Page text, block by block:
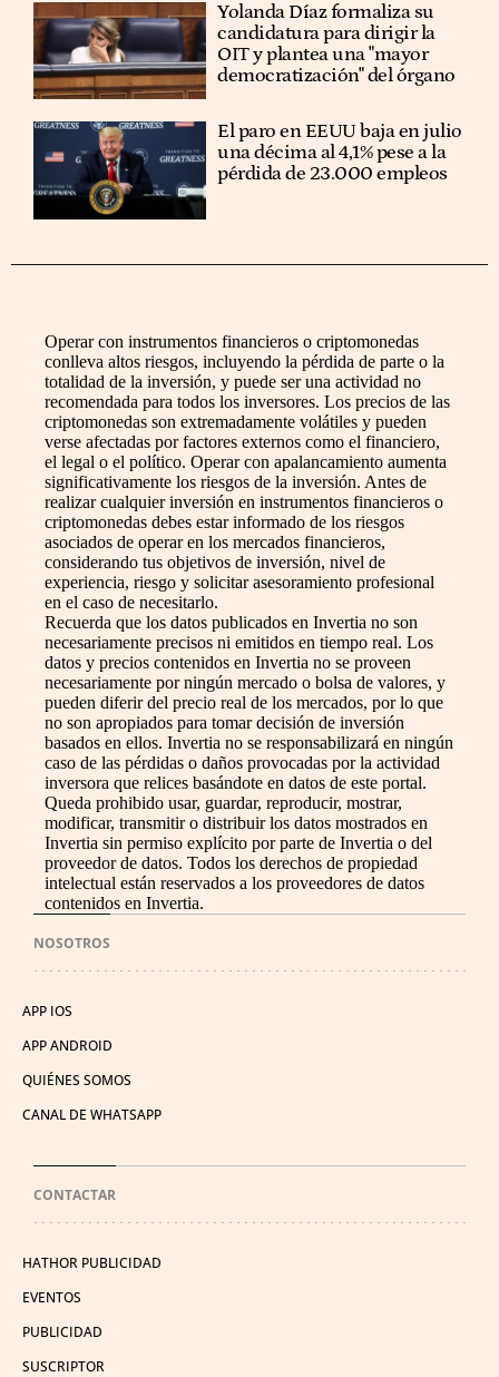
Yolanda Díaz formaliza su
candidatura para dirigir la
OIT y plantea una "mayor
democratización" del órgano
El paro en EEUU baja en julio
una décima al 4,1% pese a la
pérdida de 23.000 empleos
Operar con instrumentos financieros o criptomonedas
conlleva altos riesgos, incluyendo la pérdida de parte o la
totalidad de la inversión, y puede ser una actividad no
recomendada para todos los inversores. Los precios de las
criptomonedas son extremadamente volátiles y pueden
verse afectadas por factores externos como el financiero,
el legal o el político. Operar con apalancamiento aumenta
significativamente los riesgos de la inversión. Antes de
realizar cualquier inversión en instrumentos financieros o
criptomonedas debes estar informado de los riesgos
asociados de operar en los mercados financieros,
considerando tus objetivos de inversión, nivel de
experiencia, riesgo y solicitar asesoramiento profesional
en el caso de necesitarlo.
Recuerda que los datos publicados en Invertia no son
necesariamente precisos ni emitidos en tiempo real. Los
datos y precios contenidos en Invertia no se proveen
necesariamente por ningún mercado o bolsa de valores, y
pueden diferir del precio real de los mercados, por lo que
no son apropiados para tomar decisión de inversión
basados en ellos. Invertia no se responsabilizará en ningún
caso de las pérdidas o daños provocadas por la actividad
inversora que relices basándote en datos de este portal.
Queda prohibido usar, guardar, reproducir, mostrar,
modificar, transmitir o distribuir los datos mostrados en
Invertia sin permiso explícito por parte de Invertia o del
proveedor de datos. Todos los derechos de propiedad
intelectual están reservados a los proveedores de datos
contenidos en Invertia.
NOSOTROS
APP IOS
APP ANDROID
QUIÉNES SOMOS
CANAL DE WHATSAPP
CONTACTAR
HATHOR PUBLICIDAD
EVENTOS
PUBLICIDAD
SUSCRIPTOR